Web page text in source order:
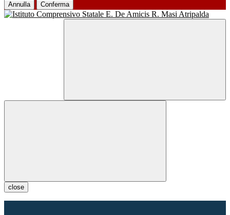
Annulla Conferma
close